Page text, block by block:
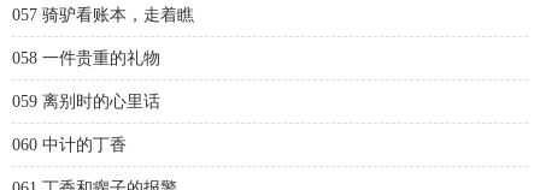
057 骑驴看账本，走着瞧
058 一件贵重的礼物
059 离别时的心里话
060 中计的丁香